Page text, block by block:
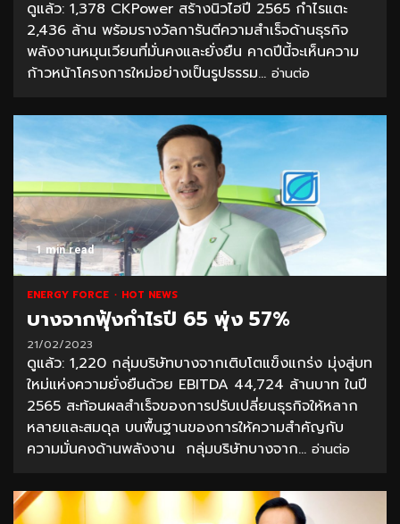
ดูแล้ว: 1,378 CKPower สร้างนิวไฮปี 2565 กำไรแตะ
2,436 ล้าน พร้อมรางวัลการันตีความสำเร็จด้านธุรกิจ
พลังงานหมุนเวียนที่มั่นคงและยั่งยืน คาดปีนี้จะเห็นความ
ก้าวหน้าโครงการใหม่อย่างเป็นรูปธรรม... อ่านต่อ
1 min read
ENERGY FORCE HOT NEWS
บางจากฟุ้งกำไรปี 65 พุ่ง 57%
21/02/2023
ดูแล้ว: 1,220 กลุ่มบริษัทบางจากเติบโตแข็งแกร่ง มุ่งสู่บท
ใหม่แห่งความยั่งยืนด้วย EBITDA 44,724 ล้านบาท ในปี
2565 สะท้อนผลสำเร็จของการปรับเปลี่ยนธุรกิจให้หลาก
หลายและสมดุล บนพื้นฐานของการให้ความสำคัญกับ
ความมั่นคงด้านพลังงาน กลุ่มบริษัทบางจาก... อ่านต่อ